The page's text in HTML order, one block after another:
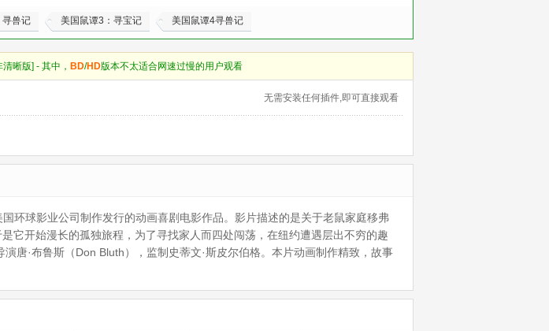
寻兽记 美国鼠谭3：寻宝记 美国鼠谭4寻兽记
清晰版] - 其中， BD/HD版本不太适合网速过慢的用户观看
无需安装任何插件,即可直接观看
环球影业公司制作发行的动画喜剧电影作品。影片描述的是关于老鼠家庭移弗
它开始漫长的孤独旅程，为了寻找家人而四处闯荡，在纽约遭遇层出不穷的趣
唐·布鲁斯（Don Bluth），监制史蒂文·斯皮尔伯格。本片动画制作精致，故事